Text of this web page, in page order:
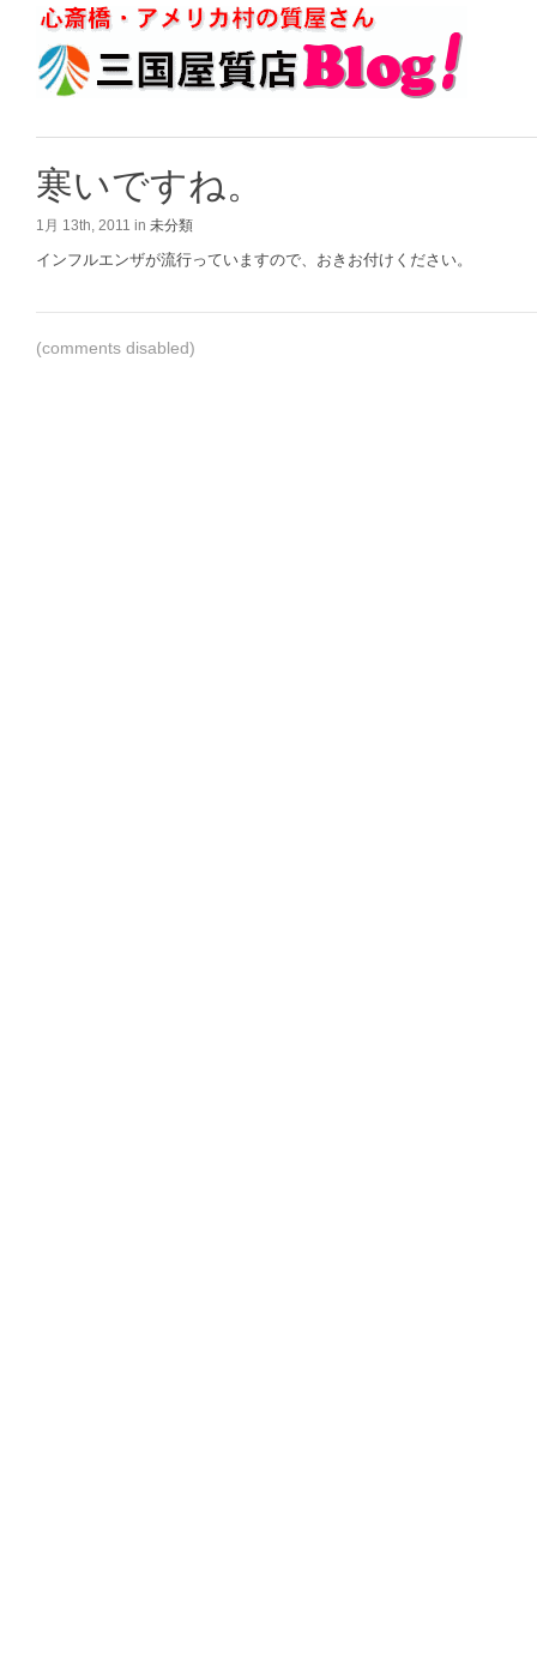
寒いですね。
1月 13th, 2011 in 未分類
インフルエンザが流行っていますので、おきお付けください。
(comments disabled)